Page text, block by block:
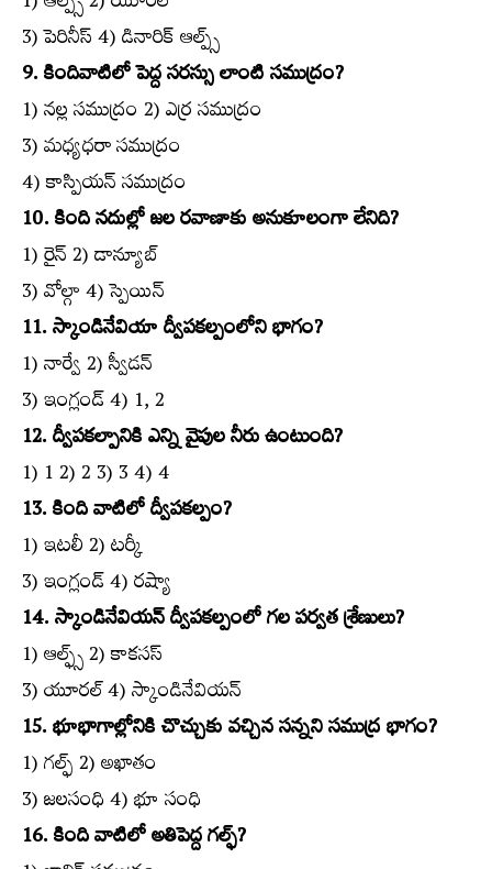
3) పెరినీస్‌ 4) డినారిక్‌ ఆల్ప్స్‌
9. కిందివాటిలో పెద్ద సరస్సు లాంటి సముద్రం?
1) నల్ల సముద్రం 2) ఎర్ర సముద్రం
3) మధ్యధరా సముద్రం
4) కాస్పియన్‌ సముద్రం
10. కింది నదుల్లో జల రవాణాకు అనుకూలంగా లేనిది?
1) రైన్‌ 2) డాన్యూబ్‌
3) వోల్గా 4) స్పెయిన్‌
11. స్కాండినేవియా ద్వీపకల్పంలోని భాగం?
1) నార్వే 2) స్వీడన్‌
3) ఇంగ్లండ్‌ 4) 1, 2
12. ద్వీపకల్పానికి ఎన్ని వైపుల నీరు ఉంటుంది?
1) 1 2) 2 3) 3 4) 4
13. కింది వాటిలో ద్వీపకల్పం?
1) ఇటలీ 2) టర్కీ
3) ఇంగ్లండ్‌ 4) రష్యా
14. స్కాండినేవియన్‌ ద్వీపకల్పంలో గల పర్వత శ్రేణులు?
1) ఆల్ఫ్స్‌ 2) కాకసస్‌
3) యూరల్‌ 4) స్కాండినేవియన్‌
15. భూభాగాల్లోనికి చొచ్చుకు వచ్చిన సన్నని సముద్ర భాగం?
1) గల్ఫ్‌ 2) అఖాతం
3) జలసంధి 4) భూ సంధి
16. కింది వాటిలో అతిపెద్ద గల్ఫ్‌?